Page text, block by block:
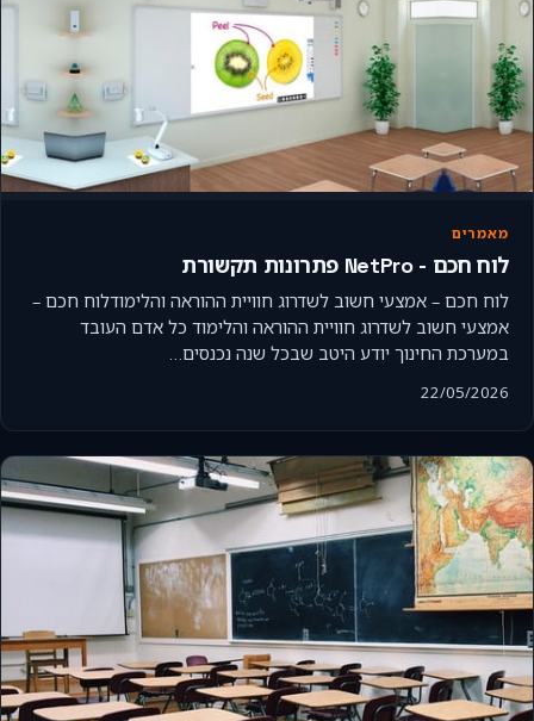
מאמרים
לוח חכם - NetPro פתרונות תקשורת
לוח חכם – אמצעי חשוב לשדרוג חוויית ההוראה והלימודלוח חכם –
אמצעי חשוב לשדרוג חוויית ההוראה והלימוד כל אדם העובד
במערכת החינוך יודע היטב שבכל שנה נכנסים…
22/05/2026